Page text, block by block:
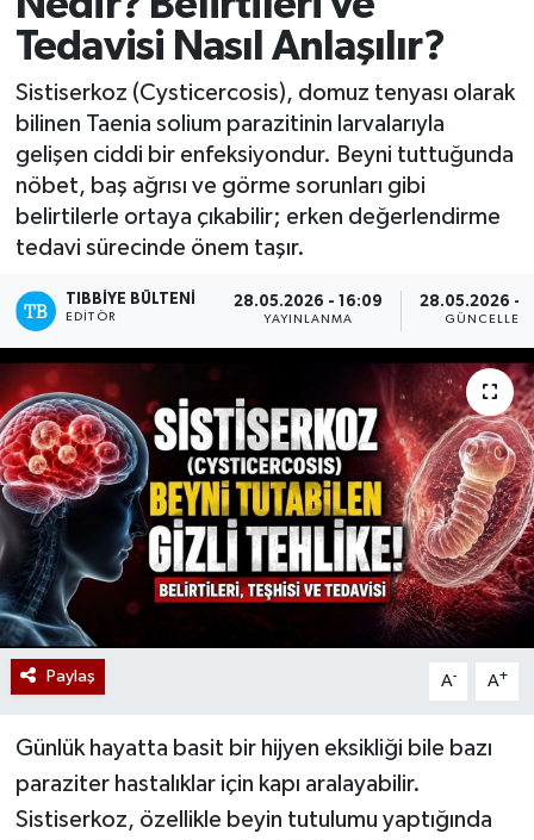
Tedavisi Nasıl Anlaşılır?
Sistiserkoz (Cysticercosis), domuz tenyası olarak
bilinen Taenia solium parazitinin larvalarıyla
gelişen ciddi bir enfeksiyondur. Beyni tuttuğunda
nöbet, baş ağrısı ve görme sorunları gibi
belirtilerle ortaya çıkabilir; erken değerlendirme
tedavi sürecinde önem taşır.
TIBBIYE BÜLTENI
EDITÖR
28.05.2026 - 16:09
YAYINLANMA
28.05.2026 -
Paylaş A- A+
Günlük hayatta basit bir hijyen eksikliği bile bazı
paraziter hastalıklar için kapı aralayabilir.
Sistiserkoz, özellikle beyin tutulumu yaptığında
Yazarlar